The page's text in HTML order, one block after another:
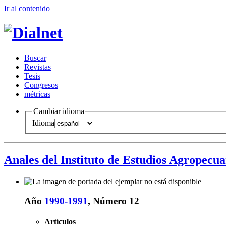
Ir al contenido
Buscar
Revistas
Tesis
Congresos
métricas
Cambiar idioma
Idioma
Anales del Instituto de Estudios
Año 1990-1991, Número 12
Artículos